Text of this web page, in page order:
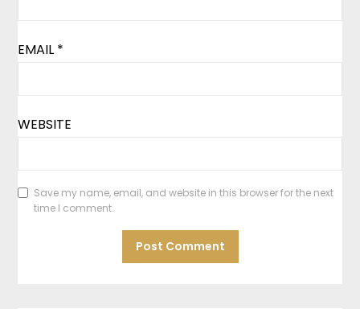
EMAIL *
WEBSITE
Save my name, email, and website in this browser for the next
time I comment.